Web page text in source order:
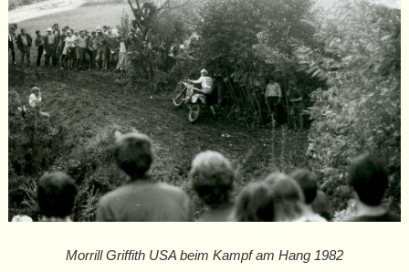
Morrill Griffith USA beim Kampf am Hang 1982